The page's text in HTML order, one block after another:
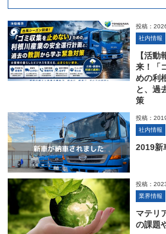
投稿：
社内情報
【活動
来！「
めの利
と、過
策
投稿：
社内情報
2019新
投稿：
業界情報
マテリ
の課題